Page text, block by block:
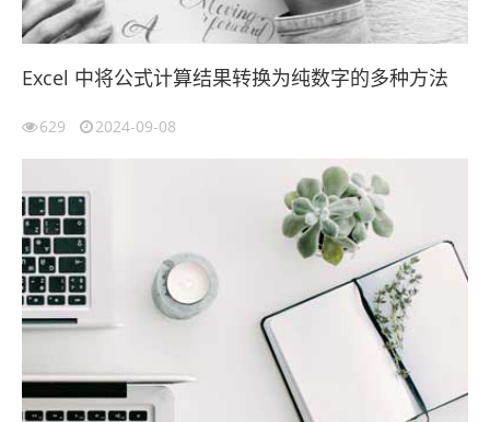
Excel 中将公式计算结果转换为纯数字的多种方法
629 2024-09-08